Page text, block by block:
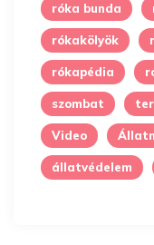
róka bunda
rókakölyök
rókapédia
szombat
Video
állatvédelem